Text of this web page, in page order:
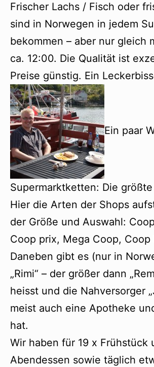
Frischer Lachs / Fisch oder
sind in Norwegen in jedem
bekommen – aber nur gleich
ca. 12:00. Die Qualität ist
Preise günstig. Ein
Ein paar
Supermarktketten: Die größte
Hier die Arten der Shops
der Größe und Auswahl:
Coop prix, Mega Coop, Coop
Daneben gibt es (nur in
„Rimi“ – der größer dann
heisst und die Nahversorger
meist auch eine Apotheke
hat.
Wir haben für 19 x Frühstück
Abendessen sowie täglich